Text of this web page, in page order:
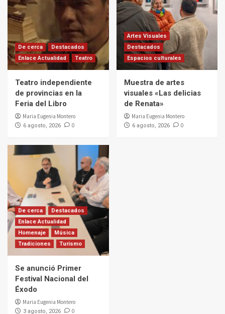
De cerca
Destacados
Enlace Actualidad
Teatro
Teatro independiente
de provincias en la
Feria del Libro
Maria Eugenia Montero
6 agosto, 2026 0
Artes Visuales
Destacados
Espacios culturales
Muestra de artes
visuales «Las delicias
de Renata»
Maria Eugenia Montero
6 agosto, 2026 0
De cerca
Destacados
Enlace Actualidad
Homenaje
Música
Tradiciones
Turismo
Se anunció Primer
Festival Nacional del
Éxodo
Maria Eugenia Montero
3 agosto, 2026 0